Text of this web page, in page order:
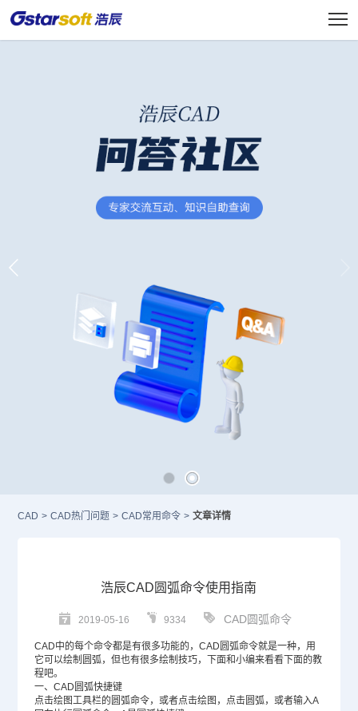
CAD > CAD热门问题 > CAD常用命令 > 文章详情
浩辰CAD圆弧命令使用指南
2019-05-16 9334 CAD圆弧命令
CAD中的每个命令都是有很多功能的，CAD圆弧命令就是一种，用
它可以绘制圆弧，但也有很多绘制技巧，下面和小编来看看下面的教
程吧。
一、CAD圆弧快捷键
点击绘图工具栏的圆弧命令，或者点击绘图，点击圆弧，或者输入A